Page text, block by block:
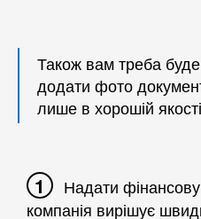
Також вам треба
додати фото
лише в хорошій
Надати
компанія вирішує